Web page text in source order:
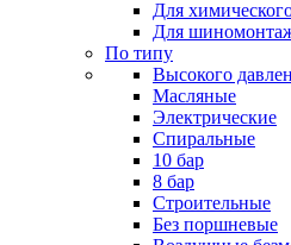
Для
Для
По типу
Высокого
Масляные
Электрические
Спиральные
10 бар
8 бар
Cтроительные
Без поршневые